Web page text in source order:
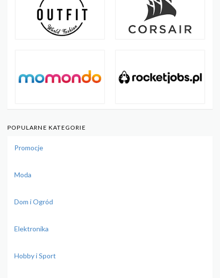
POPULARNE KATEGORIE
Promocje
Moda
Dom i Ogród
Elektronika
Hobby i Sport